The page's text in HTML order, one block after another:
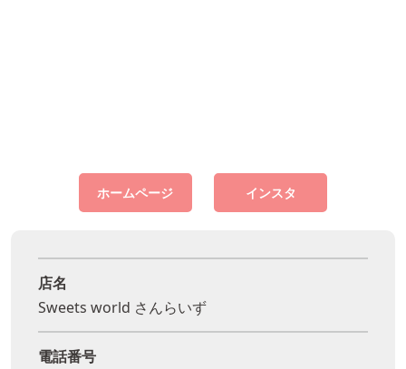
ホームページ インスタ
店名
Sweets world さんらいず
電話番号